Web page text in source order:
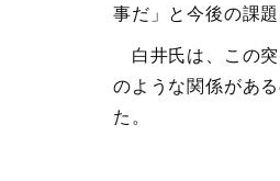
事だ」と今後の課
白井氏は、この突
のような関係があ
た。